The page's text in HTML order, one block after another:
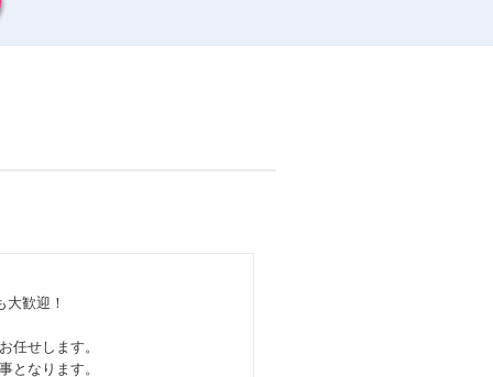
歓迎！
任せします。
となります。